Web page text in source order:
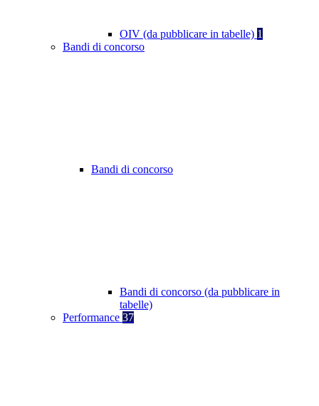
OIV (da pubblicare in tabelle) 1
Bandi di concorso
Bandi di concorso
Bandi di concorso (da pubblicare in
tabelle)
Performance 37